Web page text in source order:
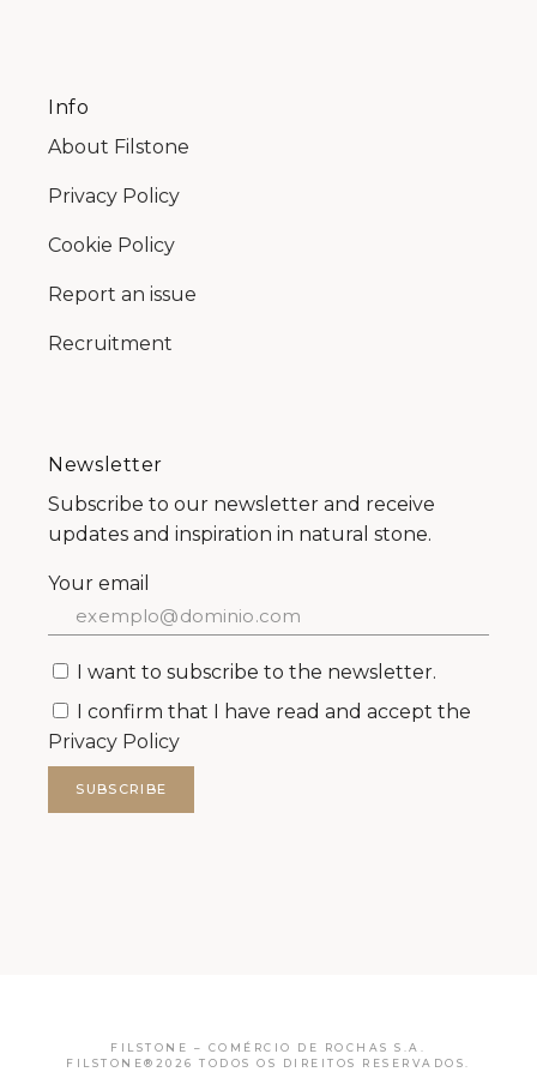
Info
About Filstone
Privacy Policy
Cookie Policy
Report an issue
Recruitment
Newsletter
Subscribe to our newsletter and receive
updates and inspiration in natural stone.
Your email
I want to subscribe to the newsletter.
I confirm that I have read and accept the
Privacy Policy
SUBSCRIBE
FILSTONE – COMÉRCIO DE ROCHAS S.A.
FILSTONE®2026 TODOS OS DIREITOS RESERVADOS.